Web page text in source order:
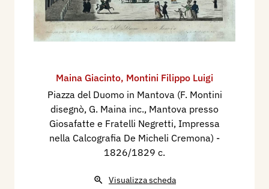
Maina Giacinto, Montini Filippo Luigi
Piazza del Duomo in Mantova (F. Montini
disegnò, G. Maina inc., Mantova presso
Giosafatte e Fratelli Negretti, Impressa
nella Calcografia De Micheli Cremona) -
1826/1829 c.
Visualizza scheda